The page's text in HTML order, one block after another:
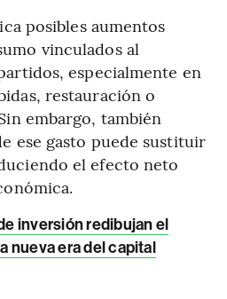
posibles aumentos
vinculados al
especialmente en
restauración o
embargo, también
ese gasto puede sustituir
el efecto neto
inversión redibujan el
nueva era del capital